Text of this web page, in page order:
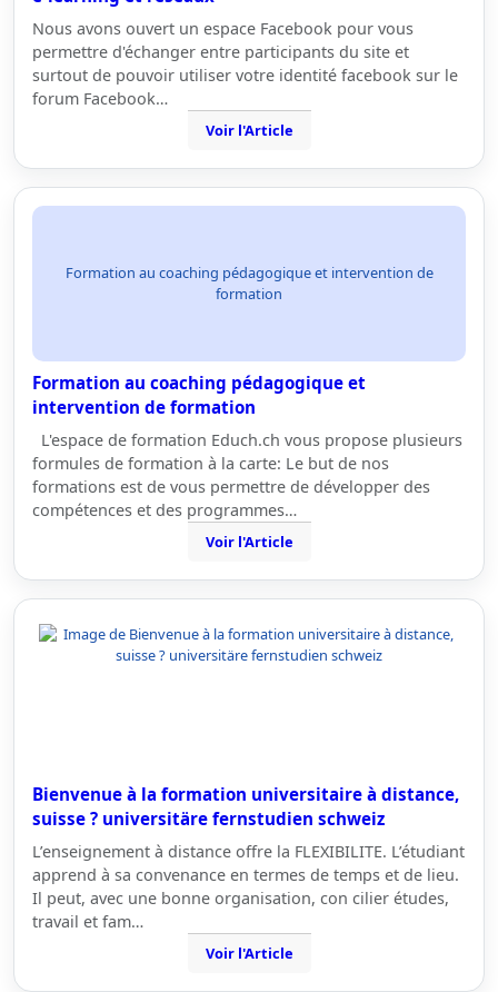
Nous avons ouvert un espace Facebook pour vous
permettre d'échanger entre participants du site et
surtout de pouvoir utiliser votre identité facebook sur le
forum Facebook…
Voir l'Article
Formation au coaching pédagogique et intervention de
formation
Formation au coaching pédagogique et
intervention de formation
L'espace de formation Educh.ch vous propose plusieurs
formules de formation à la carte: Le but de nos
formations est de vous permettre de développer des
compétences et des programmes…
Voir l'Article
Bienvenue à la formation universitaire à distance,
suisse ? universitäre fernstudien schweiz
L’enseignement à distance offre la FLEXIBILITE. L’étudiant
apprend à sa convenance en termes de temps et de lieu.
Il peut, avec une bonne organisation, con cilier études,
travail et fam…
Voir l'Article